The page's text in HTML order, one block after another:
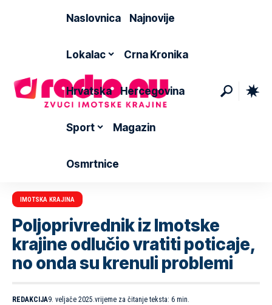
Naslovnica Najnovije
Lokalac Crna Kronika
Hrvatska Hercegovina
Sport Magazin
Osmrtnice
IMOTSKA KRAJINA
Poljoprivrednik iz Imotske
krajine odlučio vratiti poticaje,
no onda su krenuli problemi
REDAKCIJA9. veljače 2025.vrijeme za čitanje teksta: 6 min.